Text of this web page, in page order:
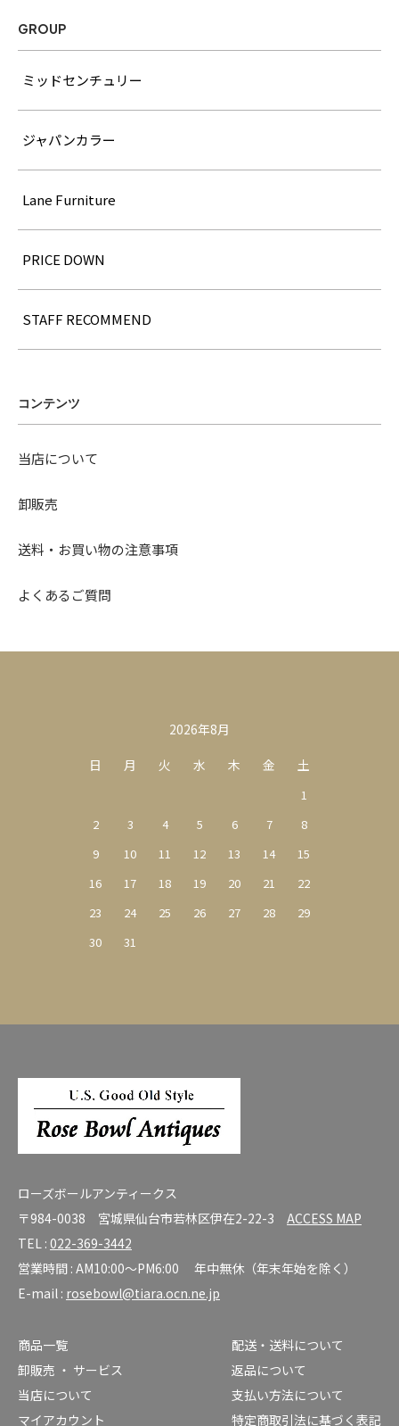
GROUP
ミッドセンチュリー
ジャパンカラー
Lane Furniture
PRICE DOWN
STAFF RECOMMEND
コンテンツ
当店について
卸販売
送料・お買い物の注意事項
よくあるご質問
2026年8月
日
月 火 水 木 金 土
1
2
3 4 5 6 7
8
9
10 11 12 13 14
15
16
17 18 19 20 21
22
23
24 25 26 27 28
29
30
31
ローズボールアンティークス
〒984-0038 宮城県仙台市若林区伊在2-22-3 ACCESS MAP
TEL : 022-369-3442
営業時間 : AM10:00～PM6:00 年中無休（年末年始を除く）
E-mail : rosebowl@tiara.ocn.ne.jp
商品一覧
卸販売 ・ サービス
当店について
マイアカウント
配送・送料について
返品について
支払い方法について
特定商取引法に基づく表記